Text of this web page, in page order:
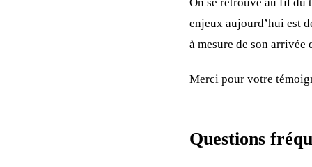
enjeux aujourd’hui est
à mesure de son arrivée
Merci pour votre
Questions